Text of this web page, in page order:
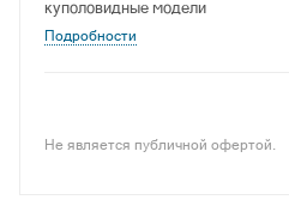
куполовидные модели
Подробности
Не является публичной офертой.